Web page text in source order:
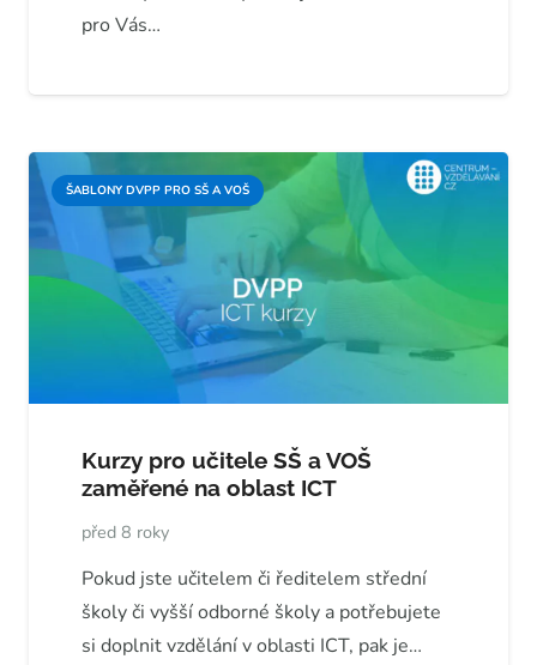
pro Vás…
ŠABLONY DVPP PRO SŠ A VOŠ
Kurzy pro učitele SŠ a VOŠ
zaměřené na oblast ICT
před 8 roky
Pokud jste učitelem či ředitelem střední
školy či vyšší odborné školy a potřebujete
si doplnit vzdělání v oblasti ICT, pak je…